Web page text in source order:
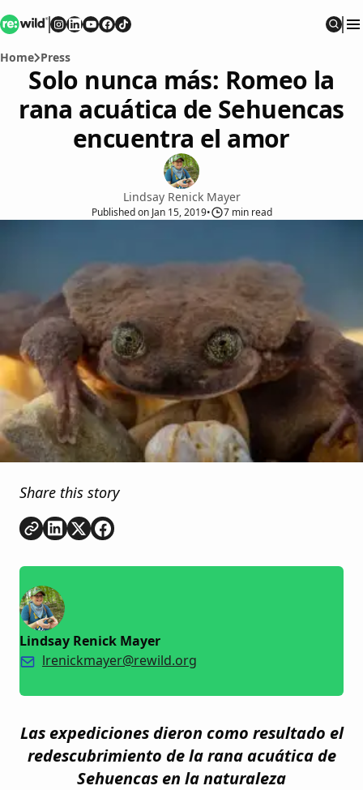
Re:wild
Follow onInstagram
Follow on
Follow on
Follow on
Follow on
Home Press
Solo nunca más: Romeo la
rana acuática de Sehuencas
encuentra el amor
Lindsay Renick Mayer
Publishedon Jan 15, 2019• 7min read
Share this story
Copy link
Share onLinkedIn
Share onShare on
Lindsay Renick Mayer
lrenickmayer@rewild.org
Las expediciones dieron como resultado el
redescubrimiento de la rana acuática de
Sehuencas en la naturaleza